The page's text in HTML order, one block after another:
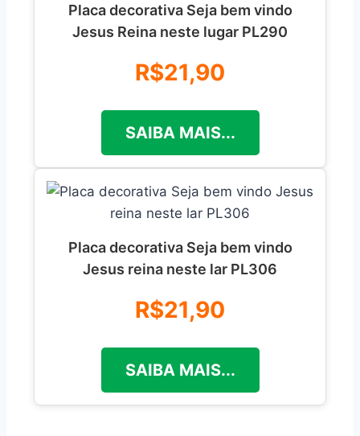
Placa decorativa Seja bem vindo
Jesus Reina neste lugar PL290
R$21,90
SAIBA MAIS...
Placa decorativa Seja bem vindo
Jesus reina neste lar PL306
R$21,90
SAIBA MAIS...